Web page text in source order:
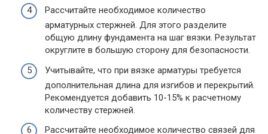
Рассчитайте необходимое количество
арматурных стержней. Для этого разделите
общую длину фундамента на шаг вязки. Результат
округлите в большую сторону для безопасности.
Учитывайте, что при вязке арматуры требуется
дополнительная длина для изгибов и перекрытий.
Рекомендуется добавить 10-15% к расчетному
количеству стержней.
Рассчитайте необходимое количество связей для